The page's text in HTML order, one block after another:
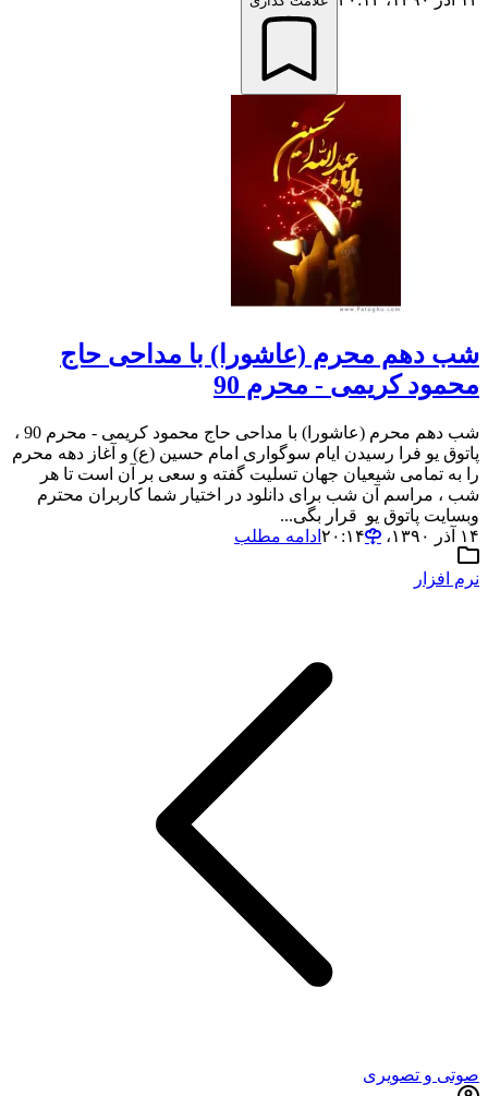
شب دهم محرم (عاشورا) با مداحی حاج
محمود کریمی - محرم 90
شب دهم محرم (عاشورا) با مداحی حاج محمود کریمی - محرم 90 ،
پاتوق یو فرا رسیدن ایام سوگواری امام حسین (ع) و آغاز دهه محرم
را به تمامی شیعیان جهان تسلیت گفته و سعی بر آن است تا هر
شب ، مراسم آن شب برای دانلود در اختیار شما کاربران محترم
وبسایت پاتوق یو قرار بگی...
۱۴ آذر ۱۳۹۰،‏ ۲۰:۱۴
ادامه مطلب
نرم افزار
صوتی و تصویری